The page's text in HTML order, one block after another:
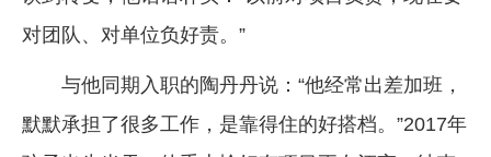
对团队、对单位负好责。”
与他同期入职的陶丹丹说：“他经常出差加班，
默默承担了很多工作，是靠得住的好搭档。”2017年